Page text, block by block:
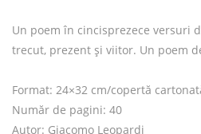
Un poem în cincisprezece versuri
trecut, prezent și viitor. Un poem
Format: 24×32 cm/copertă
Număr de pagini: 40
Autor: Giacomo Leopardi